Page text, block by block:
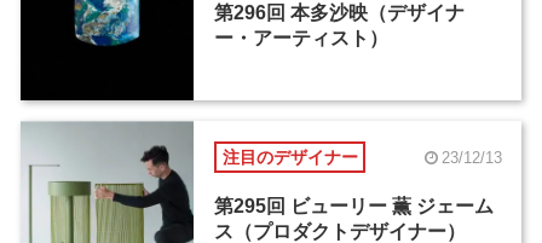
第296回 本多沙映（デザイナ
ー・アーティスト）
注目のデザイナー 23/12/13
第295回 ビューリー 薫 ジェーム
ス（プロダクトデザイナー）